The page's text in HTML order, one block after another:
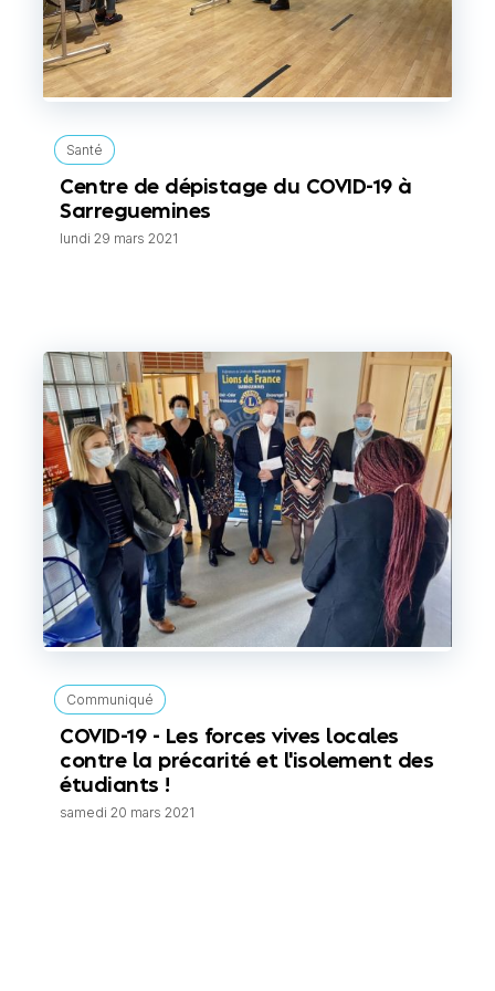
Santé
Centre de dépistage du COVID-19 à
Sarreguemines
lundi 29 mars 2021
Communiqué
COVID-19 - Les forces vives locales
contre la précarité et l'isolement des
étudiants !
samedi 20 mars 2021